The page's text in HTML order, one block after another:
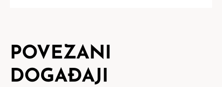
POVEZANI
DOGAĐAJI